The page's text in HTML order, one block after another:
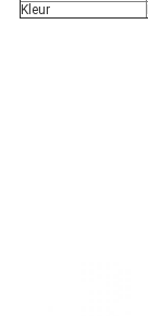
Kleur